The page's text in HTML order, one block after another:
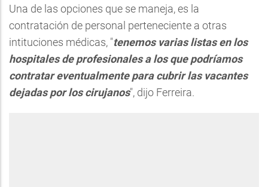
Una de las opciones que se maneja, es la
contratación de personal perteneciente a otras
intituciones médicas, "tenemos varias listas en los
hospitales de profesionales a los que podríamos
contratar eventualmente para cubrir las vacantes
dejadas por los cirujanos", dijo Ferreira.